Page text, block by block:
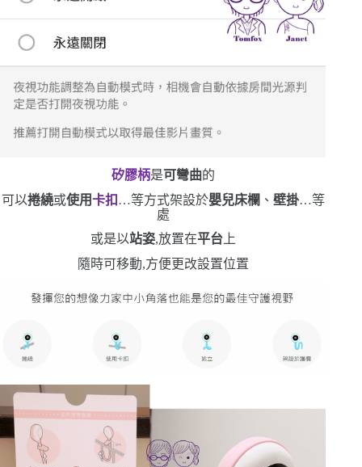
矽膠柄是可彎曲的
可以捲繞或使用卡扣 …等方式架設於嬰兒床欄 、 壁掛…等
處
或是以站姿,放置在平台上
隨時可移動,方便更改設置位置